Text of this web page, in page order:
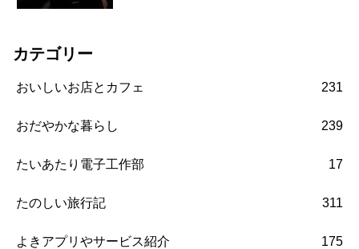
カテゴリー
おいしいお店とカフェ 231
おだやかな暮らし 239
たいあたり電子工作部 17
たのしい旅行記 311
よきアプリやサービス紹介 175